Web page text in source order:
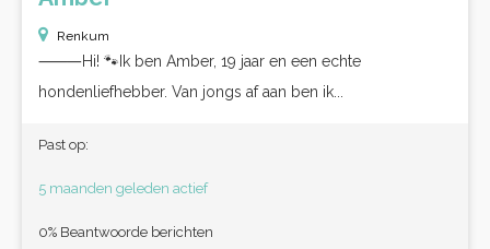
Renkum
⸻Hi! 🐾Ik ben Amber, 19 jaar en een echte
hondenliefhebber. Van jongs af aan ben ik...
Past op:
5 maanden geleden actief
0% Beantwoorde berichten